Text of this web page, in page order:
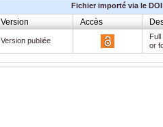
Fichier importé via le DOI
Version Accès
Version publiée
or